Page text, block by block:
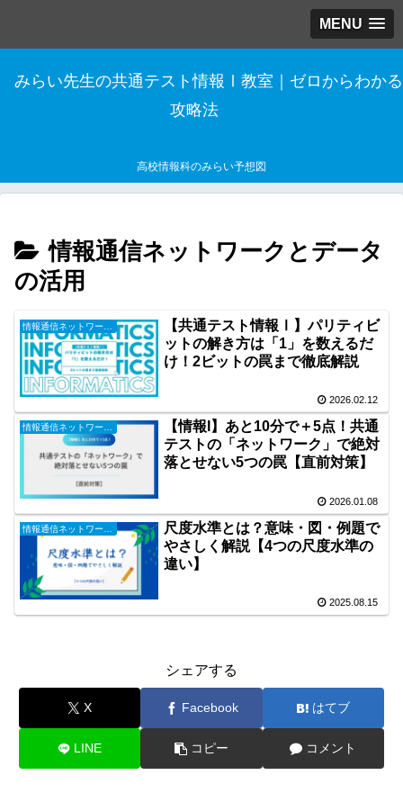
MENU
みらい先生の共通テスト情報Ⅰ教室｜ゼロからわかる
攻略法
高校情報科のみらい予想図
情報通信ネットワークとデータ
の活用
【共通テスト情報Ⅰ】パリティビ
ットの解き方は「1」を数えるだ
け！2ビットの罠まで徹底解説
2026.02.12
情報通信ネットワークとデータの活用
【情報I】あと10分で＋5点！共通
テストの「ネットワーク」で絶対
落とせない5つの罠【直前対策】
2026.01.08
尺度水準とは？意味・図・例題で
やさしく解説【4つの尺度水準の
違い】
2025.08.15
シェアする
X Facebook はてブ
LINE コピー コメント